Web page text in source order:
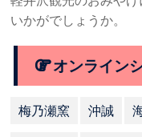
いかがでしょうか。
オンライン
梅乃瀬窯 沖誠